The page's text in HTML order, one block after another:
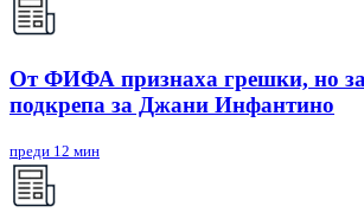
От ФИФА признаха грешки, но
подкрепа за Джани Инфантино
преди 12 мин